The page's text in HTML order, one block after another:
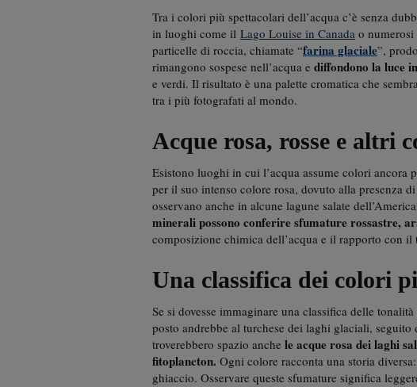
Tra i colori più spettacolari dell’acqua c’è senza
in luoghi come il Lago Louise in Canada o
particelle di roccia, chiamate “farina glaciale”,
rimangono sospese nell’acqua e diffondono la luce
e verdi. Il risultato è una palette cromatica che
tra i più fotografati al mondo.
Acque rosa, rosse e altri
Esistono luoghi in cui l’acqua assume colori ancora
per il suo intenso colore rosa, dovuto alla presenza
osservano anche in alcune lagune salate
minerali possono conferire sfumature rossastre,
composizione chimica dell’acqua e il rapporto con il
Una classifica dei colori
Se si dovesse immaginare una classifica delle
posto andrebbe al turchese dei laghi glaciali,
troverebbero spazio anche le acque rosa dei laghi
fitoplancton. Ogni colore racconta una storia
ghiaccio. Osservare queste sfumature significa